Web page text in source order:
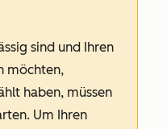
sind und Ihren
möchten,
haben, müssen
Um Ihren